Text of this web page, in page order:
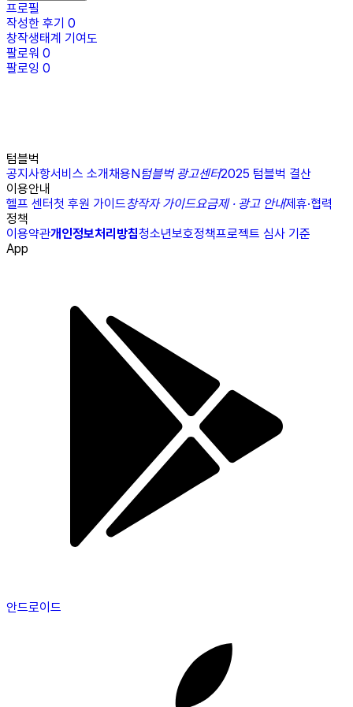
프로필
작성한 후기 0
창작생태계 기여도
팔로워 0
팔로잉 0
텀블벅
공지사항서비스 소개채용N텀블벅 광고센터2025 텀블벅 결산
이용안내
헬프 센터첫 후원 가이드창작자 가이드요금제 · 광고 안내제휴·협력
정책
이용약관개인정보처리방침청소년보호정책프로젝트 심사 기준
App
안드로이드